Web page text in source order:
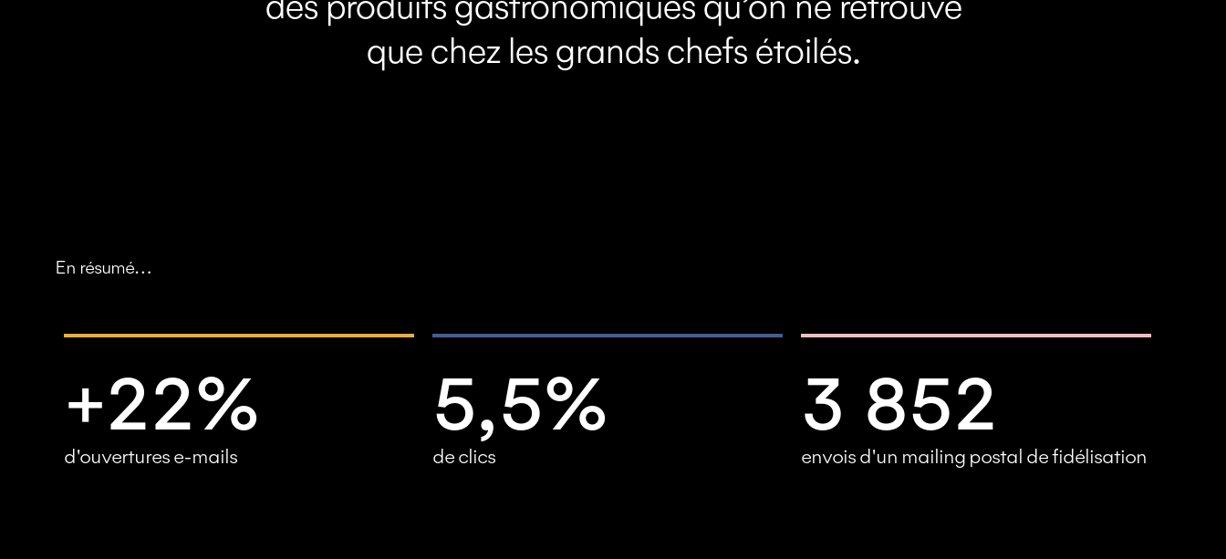
que chez les grands chefs étoilés.
En résumé…
+22%
d'ouvertures e-mails
5,5%
de clics
3 852
envois d'un mailing postal de fidélisation